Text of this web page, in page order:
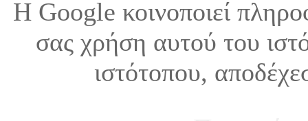
Η Google κοινοποιεί
σας χρήση αυτού του
ιστότοπου,